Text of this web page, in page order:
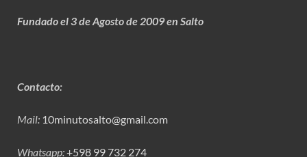
Fundado el 3 de Agosto de 2009 en Salto
Contacto:
Mail: 10minutosalto@gmail.com
Whatsapp:+598 99 732 274